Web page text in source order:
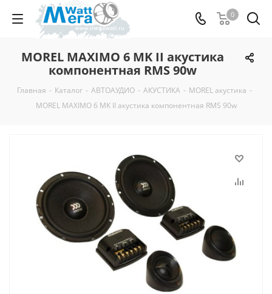
0
MOREL MAXIMO 6 MK II акустика
компонентная RMS 90w
Главная - Каталог - АВТОАУДИО - АКУСТИКА - MOREL акустика -
MOREL MAXIMO 6 MK II акустика компонентная RMS 90w